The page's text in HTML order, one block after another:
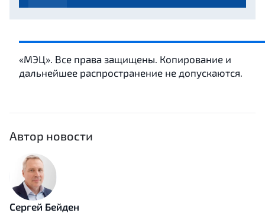
«МЭЦ». Все права защищены. Копирование и
дальнейшее распространение не допускаются.
Автор новости
Сергей Бейден